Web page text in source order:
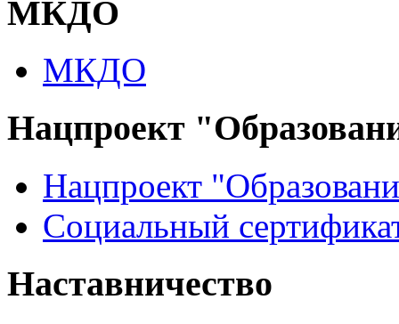
МКДО
МКДО
Нацпроект
Нацпроект
Социальный
Наставничество